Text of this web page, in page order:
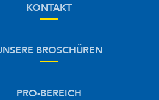
KONTAKT
BROSCHÜREN
PRO-BEREICH